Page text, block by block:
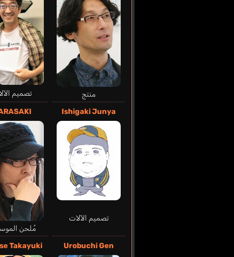
منتج تصميم
Ishigaki Junya
تصميم الآلات
مُلحن
Urobuchi Gen
Takayuki